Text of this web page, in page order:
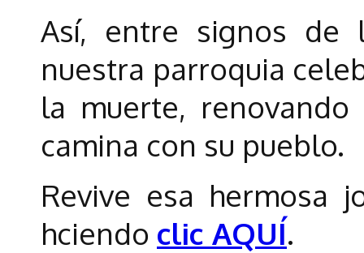
Así, entre signos de
nuestra parroquia
la muerte,
camina con su pueblo.
Revive esa hermosa
hciendo clic AQUÍ.